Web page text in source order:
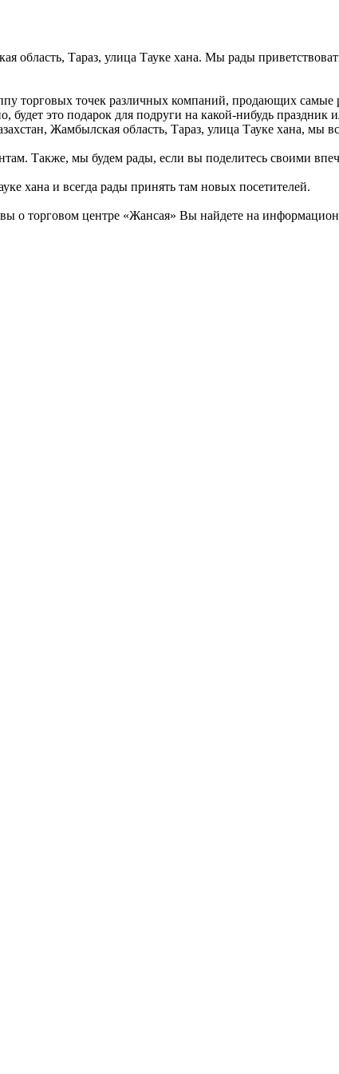
область, Тараз, улица Тауке хана. Мы рады
торговых точек различных компаний, продающих
это подарок для подруги на какой-нибудь праздник
Жамбылская область, Тараз, улица Тауке хана, мы
Также, мы будем рады, если вы поделитесь своими
хана и всегда рады принять там новых посетителей.
торговом центре «Жансая» Вы найдете на